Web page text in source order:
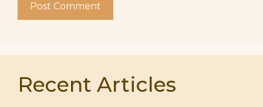
Recent Articles